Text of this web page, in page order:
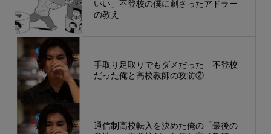
いい」不登校の僕に刺さったアドラー
の教え
手取り足取りでもダメだった 不登校
だった俺と高校教師の攻防②
通信制高校転入を決めた俺の「最後の